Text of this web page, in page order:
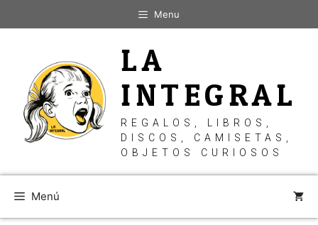
al
Menu
LA
INTEGRAL
REGALOS, LIBROS,
DISCOS, CAMISETAS,
OBJETOS CURIOSOS
Menú